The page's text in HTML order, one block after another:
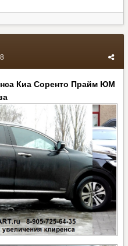
Киа Соренто Прайм ЮМ